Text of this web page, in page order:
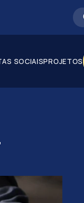
SOCIAISPROJETOS